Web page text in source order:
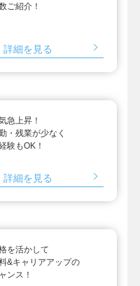
ご紹介！
詳細を見る
急上昇！
・残業が少なく
験もOK！
詳細を見る
を活かして
&キャリアアップの
ンス！